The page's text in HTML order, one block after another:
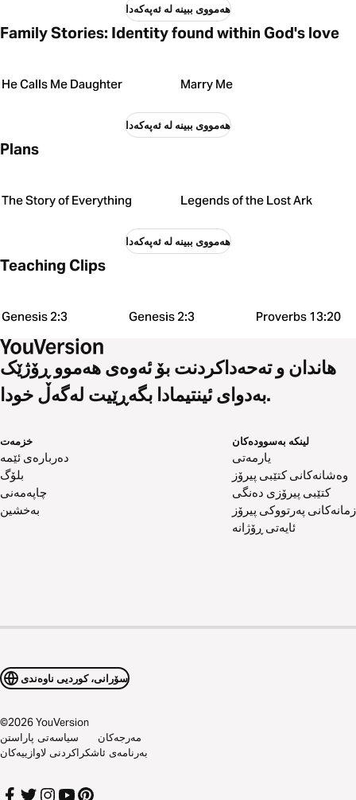
هەمووی ببینە لە ئەپەکەدا
Family Stories: Identity found within God's love
He Calls Me Daughter Marry Me
هەمووی ببینە لە ئەپەکەدا
Plans
The Story of Everything Legends of the Lost Ark
هەمووی ببینە لە ئەپەکەدا
Teaching Clips
Genesis 2:3 Genesis 2:3 Proverbs 13:20
هاندان و تەحەداکردنت بۆ ئەوەی هەموو ڕۆژێک
بەدوای ئینتیمادا بگەڕێیت لەگەڵ خودا.
خزمەت
دەربارەی ئێمە
بلۆگ
چاپەمەنی
بەخشین
لینکە بەسوودەکان
یارمەتی
وەشانەکانی کتێبی پیرۆز
کتێبی پیرۆزی دەنگی
زمانەکانی پەرتووکی پیرۆز
ئایەتی ڕۆژانە
سۆرانی، کوردیی ناوەندی
©2026YouVersion
سیاسەتی پاراستن
مەرجەکان
بەرنامەی ئاشکراکردنی لاوازییەکان